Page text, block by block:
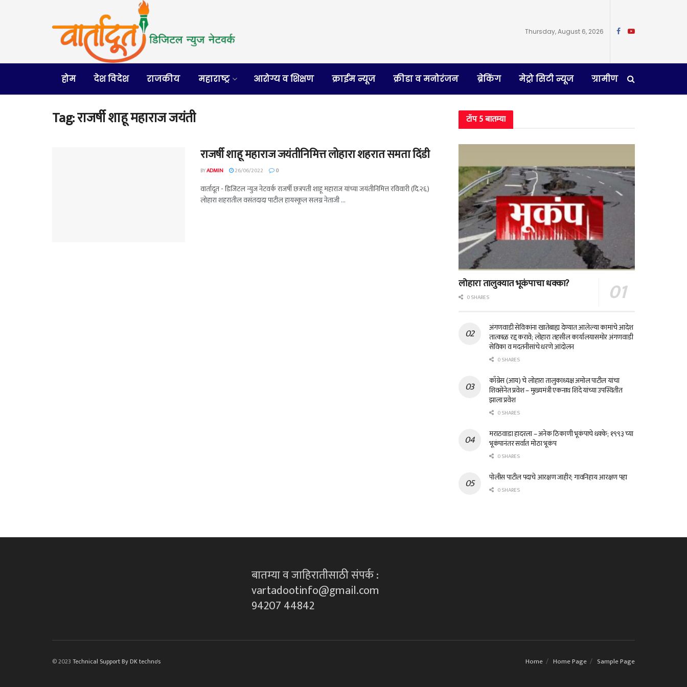
Thursday, August 6, 2026
होम देश विदेश राजकीय महाराष्ट्र आरोग्य व शिक्षण क्राईम न्यूज क्रीडा व मनोरंजन ब्रेकिंग मेट्रो सिटी न्यूज ग्रामीण
Tag:राजर्षी शाहू महाराज जयंती
राजर्षी शाहू महाराज जयंतीनिमित्त लोहारा शहरात समता दिंडी
BYADMIN 26/06/2022 0
वार्तादूत - डिजिटल न्युज नेटवर्क राजर्षी छत्रपती शाहू महाराज यांच्या जयंतीनिमित्त रविवारी (दि.२६)
लोहारा शहरातील वसंतदादा पाटील हायस्कूल सलग्न नेताजी ...
टॉप 5 बातम्या
लोहारा तालुक्यात भूकंपाचा धक्का?
0 SHARES
अंगणवाडी सेविकांना खातेबाह्य देण्यात आलेल्या कामांचे आदेश
तात्काळ रद्द करावे; लोहारा तहसील कार्यालयासमोर अंगणवाडी
सेविका व मदतनीसांचे धरणे आंदोलन
0 SHARES
काँग्रेस (आय) चे लोहारा तालुकाध्यक्ष अमोल पाटील यांचा
शिवसेनेत प्रवेश – मुख्यमंत्री एकनाथ शिंदे यांच्या उपस्थितीत
झाला प्रवेश
0 SHARES
मराठवाडा हादरला – अनेक ठिकाणी भूकंपाचे धक्के; १९९३ च्या
भूकंपानंतर सर्वात मोठा भूकंप
0 SHARES
पोलीस पाटील पदाचे आरक्षण जाहीर; गावनिहाय आरक्षण पहा
0 SHARES
बातम्या व जाहिरातीसाठी संपर्क :
vartadootinfo@gmail.com
94207 44842
Home Home Page Sample Page
© 2023 Technical Support By DK techno's